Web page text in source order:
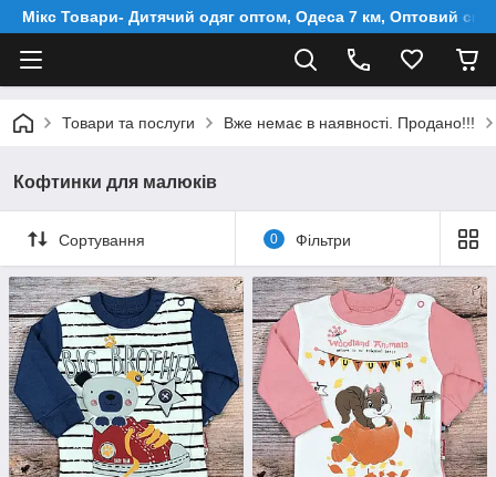
Мікс Товари- Дитячий одяг оптом, Одеса 7 км, Оптовий
Товари та послуги Вже немає в наявності. Продано!!!
Кофтинки для малюків
Сортування 0 Фільтри